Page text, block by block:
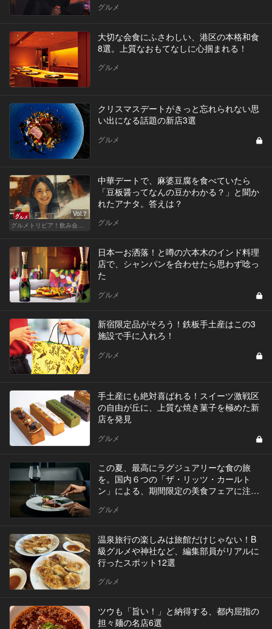
グルメ
大切な会食にふさわしい、港区の本格和食
8選。上質なおもてなしに心掴まれる！
グルメ
クリスマスデートがきっと忘れられない思
い出になる話題の新店3選
グルメ
Vol.7
中華デートで、麻婆豆腐を食べていたら
「豆板醤ってなんの豆かわかる？」と聞か
れたアナタ。答えは？
グルメ
日本一お洒落！と噂の六本木のインド料理
店で、シャンパンを合わせたら思わず唸っ
た
グルメ
新宿限定品がそろう！鉄板手土産はこの3
施設で手に入れろ！
グルメ
手土産にも絶対喜ばれる！スイーツ激戦区
の自由が丘に、上質な焼き菓子を極めた新
店を発見
グルメ
この夏、最高にラグジュアリーな食の旅
を。国内６つの「ザ・リッツ・カールト
ン」による、期間限定の美食フェアに注
グルメ
温泉旅行の楽しみは旅館だけじゃない！B
級グルメや神社など、編集部員がリアルに
行ったスポット12選
グルメ
ツウも「旨い！」と納得する、都内屈指の
担々麺の名店6選